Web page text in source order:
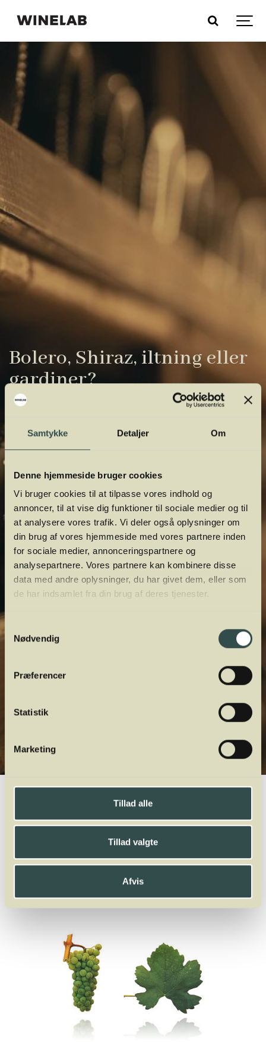
Samtykke Detaljer Om
Denne hjemmeside bruger cookies
Vi bruger cookies til at tilpasse vores indhold og
annoncer, til at vise dig funktioner til sociale medier og til
at analysere vores trafik. Vi deler også oplysninger om
din brug af vores hjemmeside med vores partnere inden
for sociale medier, annonceringspartnere og
analysepartnere. Vores partnere kan kombinere disse
data med andre oplysninger, du har givet dem, eller som
de har indsamlet fra din brug af deres tjenester.
Nødvendig
Præferencer
Statistik
Marketing
Tillad alle
Tillad valgte
Afvis
Bolero, Shiraz, iltning eller
gardiner?
Vinens verden er fuld af komplicerede
udtryk. Vi har samlet de vigtigste i vores
Winelab.dk Vinviden vinordbog Druesorter Gouveio
A B C D E F G H I J K L M N O P Q R S T U V W X
Dindarella Dolcetto Domina Doña Blanca Dornfelder
Gouveio